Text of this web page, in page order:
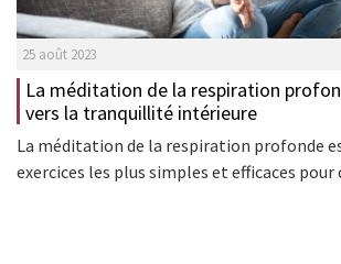
25 août 2023
La méditation de la respiration
vers la tranquillité intérieure
La méditation de la respiration profonde
exercices les plus simples et efficaces pour